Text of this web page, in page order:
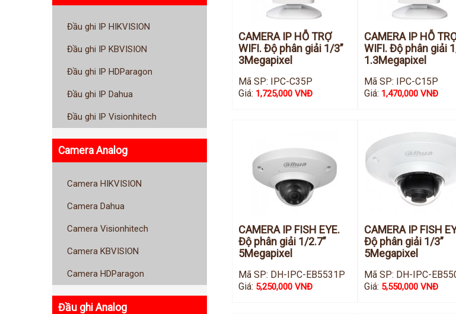
Đầu ghi IP HIKVISION
Đầu ghi IP KBVISION
Đầu ghi IP HDParagon
Đầu ghi IP Dahua
Đầu ghi IP Visionhitech
Camera Analog
Camera HIKVISION
Camera Dahua
Camera Visionhitech
Camera KBVISION
Camera HDParagon
Đầu ghi Analog
CAMERA IP HỖ TRỢ
WIFI. Độ phân giải 1/3”
3Megapixel
Mã SP: IPC-C35P
Giá: 1,725,000 VNĐ
CAMERA IP HỖ
WIFI. Độ phân giải
1.3Megapixel
Mã SP: IPC-C15P
Giá: 1,470,000 VNĐ
CAMERA IP FISH EYE.
Độ phân giải 1/2.7”
5Megapixel
Mã SP: DH-IPC-EB5531P
Giá: 5,250,000 VNĐ
CAMERA IP FISH
Độ phân giải 1/3”
5Megapixel
Mã SP: DH-IPC-
Giá: 5,550,000 VNĐ